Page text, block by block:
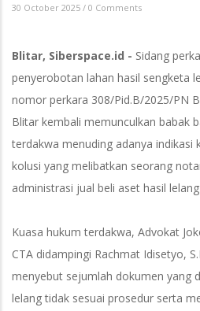
30 October 2025 / 0 Comments
Blitar, Siberspace.id - Sidang
penyerobotan lahan hasil sengketa
nomor perkara 308/Pid.B/2025/PN
Blitar kembali memunculkan babak
terdakwa menuding adanya indikasi
kolusi yang melibatkan seorang
administrasi jual beli aset hasil
Kuasa hukum terdakwa, Advokat
CTA didampingi Rachmat Idisetyo,
menyebut sejumlah dokumen yang
lelang tidak sesuai prosedur serta